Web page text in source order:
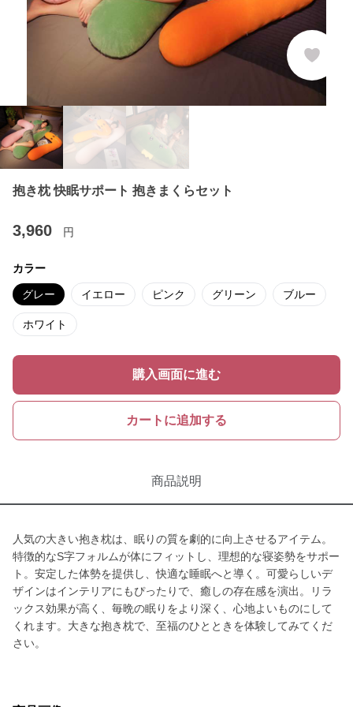
抱き枕 快眠サポート 抱きまくらセット
3,960 円
カラー
グレー イエロー ピンク グリーン ブルー
ホワイト
購入画面に進む
カートに追加する
商品説明
人気の大きい抱き枕は、眠りの質を劇的に向上させるアイテム。
特徴的なS字フォルムが体にフィットし、理想的な寝姿勢をサポー
ト。安定した体勢を提供し、快適な睡眠へと導く。可愛らしいデ
ザインはインテリアにもぴったりで、癒しの存在感を演出。リラ
ックス効果が高く、毎晩の眠りをより深く、心地よいものにして
くれます。大きな抱き枕で、至福のひとときを体験してみてくだ
さい。